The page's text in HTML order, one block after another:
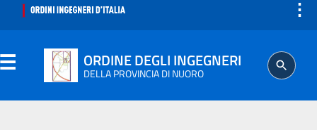
⋮
ORDINE DEGLI INGEGNERI
DELLA PROVINCIA DI NUORO